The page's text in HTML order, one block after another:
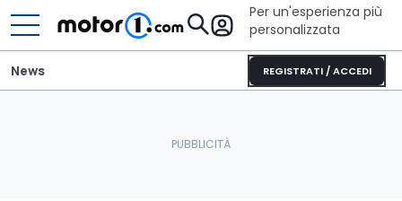
Per un'esperienza più
personalizzata
REGISTRATI / ACCEDI
News